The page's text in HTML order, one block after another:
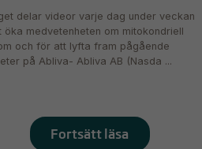
delar videor varje dag under veckan
öka medvetenheten om mitokondriell
och för att lyfta fram pågående
på Abliva- Abliva AB (Nasda ...
Fortsätt läsa